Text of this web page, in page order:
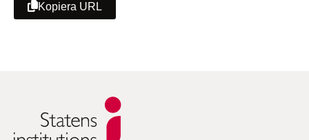
Kopiera URL